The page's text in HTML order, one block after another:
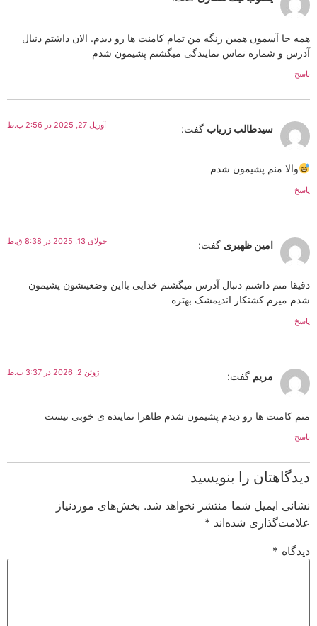
همه جا آسمون همین رنگه من تمام کامنت ها رو دیدم. الان داشتم دنبال
آدرس و شماره تماس نمایندگی میگشتم پشیمون شدم
پاسخ
سیدطالب زریاب گفت: آوریل 27, 2025 در 2:56 ب.ظ
والا منم پشیمون شدم
پاسخ
امین ظهیری گفت: جولای 13, 2025 در 8:38 ق.ظ
دقیقا منم داشتم دنبال آدرس میگشتم خدایی بااین وضعیتشون پشیمون
شدم میرم کشتکار اندیمشک بهتره
پاسخ
مریم گفت: ژوئن 2, 2026 در 3:37 ب.ظ
منم کامنت ها رو دیدم پشیمون شدم ظاهرا نماینده ی خوبی نیست
پاسخ
دیدگاهتان را بنویسید
نشانی ایمیل شما منتشر نخواهد شد. بخش‌های موردنیاز
علامت‌گذاری شده‌اند*
دیدگاه*